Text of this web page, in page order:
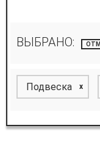
ВЫБРАНО:
Подвеска x